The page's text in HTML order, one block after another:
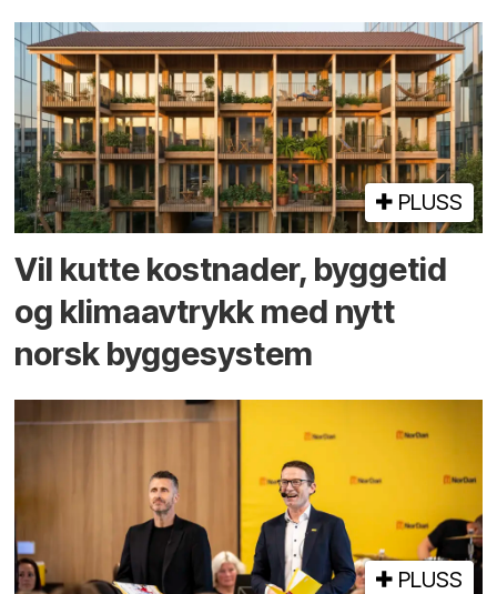
PLUSS
Vil kutte kostnader, byggetid
og klima­avtrykk med nytt
norsk bygge­system
PLUSS